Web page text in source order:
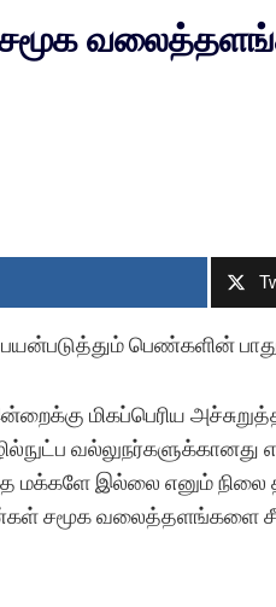
பெண்களின்
மிகப்பெரிய
வல்லுநர்களுக்கானது
இல்லை எனும் நிலை
சமூக வலைத்தளங்களை